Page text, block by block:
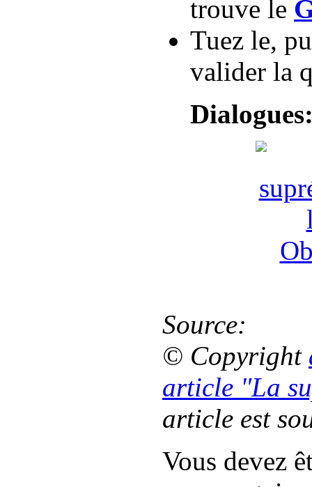
trouve le
Tuez le,
valider la
Source:
© Copyright
article "La
article est
Vous devez